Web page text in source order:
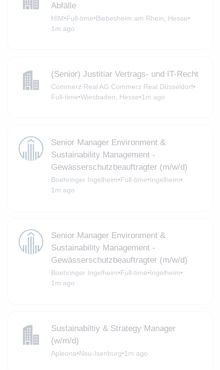
Abfälle
HIM•Full-time•Biebesheim am Rhein, Hesse•
1m ago
(Senior) Justitiar Vertrags- und IT-Recht
Commerz Real AG Commerz Real Düsseldorf•
Full-time•Wiesbaden, Hesse•1m ago
Senior Manager Environment &
Sustainability Management -
Gewässerschutzbeauftragter (m/w/d)
Boehringer Ingelheim•Full-time•Ingelheim•
1m ago
Senior Manager Environment &
Sustainability Management -
Gewässerschutzbeauftragter (m/w/d)
Boehringer Ingelheim•Full-time•Ingelheim•
1m ago
Sustainabiltiy & Strategy Manager
(w/m/d)
Apleona•Neu-Isenburg•1m ago